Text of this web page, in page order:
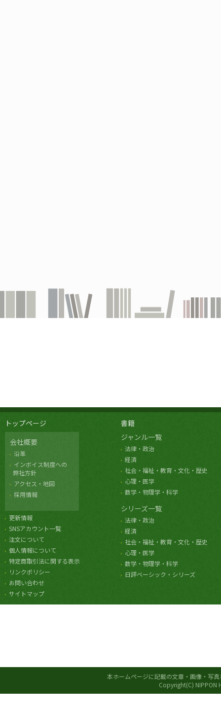
トップページ
会社概要
沿革
インボイス制度への
弊社方針
アクセス・地図
採用情報
更新情報
SNSアカウント一覧
注文について
個人情報について
特定商取引法に関する表示
リンクポリシー
お問い合わせ
サイトマップ
書籍
ジャンル一覧
法律・政治
経済
社会・福祉・教育・文化・歴史
心理・医学
数学・物理学・科学
シリーズ一覧
法律・政治
経済
社会・福祉・教育・文化・歴史
心理・医学
数学・物理学・科学
日評ベーシック・シリーズ
本ホームページに記載の文章・画像・写
Copyright(C) NIPPON